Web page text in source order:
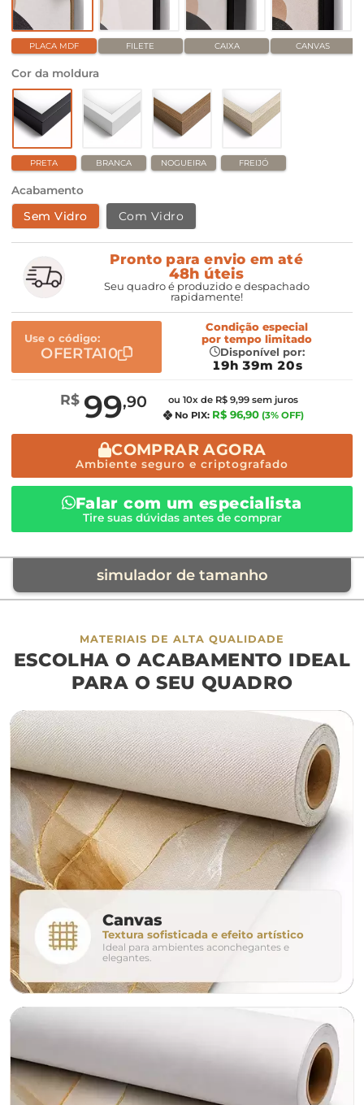
PLACA MDF FILETE CAIXA CANVAS
Cor da moldura
PRETA BRANCA NOGUEIRA FREIJÓ
Acabamento
Sem Vidro Com Vidro
Pronto para envio em até
48h úteis
Seu quadro é produzido e despachado
rapidamente!
Use o código:
OFERTA10
Condição especial
por tempo limitado
Disponível por:
19h 39m 19s
R$ 99,90
ou 10x de R$ 9,99 sem juros
No PIX: R$ 96,90 (3% OFF)
COMPRAR AGORA
Ambiente seguro e criptografado
Falar com um especialista
Tire suas dúvidas antes de comprar
simulador de tamanho
móvel de referência
sofá cama
largura aproximada
160cm 200cm
280cm 320cm
conjunto
avulso duo
o tamanho ideal para o seu ambiente é
MATERIAIS DE ALTA QUALIDADE
ESCOLHA O ACABAMENTO IDEAL
PARA O SEU QUADRO
Canvas
Textura sofisticada e efeito artístico
Ideal para ambientes aconchegantes e
elegantes.